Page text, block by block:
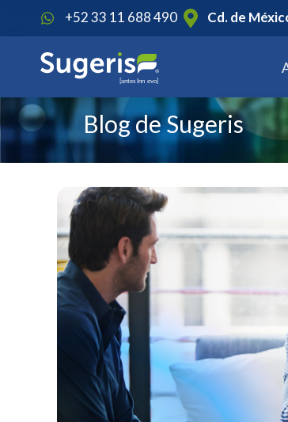
+52 33 11 688 490 Cd. de
Blog de Sugeris